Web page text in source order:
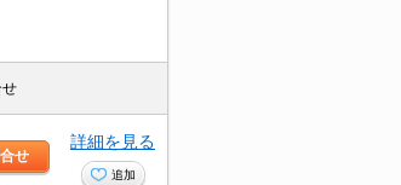
せ
せ
詳細を見る
追加